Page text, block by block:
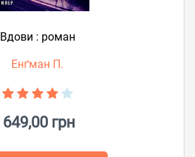
Вдови : роман
Енґман П.
649,00 грн